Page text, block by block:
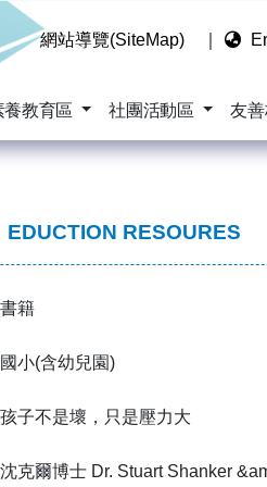
網站導覽(SiteMap)
養教育區 社團活動區 友
EDUCTION RESOURES
書籍
國小(含幼兒園)
孩子不是壞，只是壓力大
沈克爾博士 Dr. Stuart Shanker